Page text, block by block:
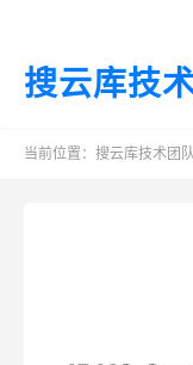
搜云库技
当前位置： 搜云库技术团队